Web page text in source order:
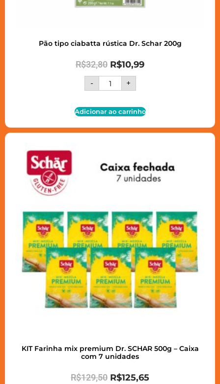
Pão tipo ciabatta rústica Dr. Schar 200g
R$32,80 R$10,99
- +
Adicionar ao carrinho
KIT Farinha mix premium Dr. SCHAR 500g – Caixa
com 7 unidades
R$129,50 R$125,65